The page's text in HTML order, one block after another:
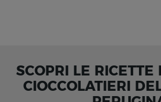
SCOPRI LE RICETTE
CIOCCOLATIERI